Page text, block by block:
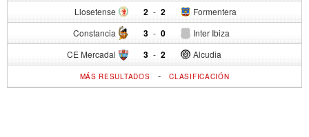
Llosetense 2 - Formentera
2
Constancia 3 - Inter Ibiza
0
CE Mercadal 3 - Alcudia
2
MÁS RESULTADOS -CLASIFICACIÓN